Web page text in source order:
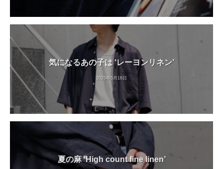
気になるあの子は ‘レーヨンリネン’
2025年5月16日
夏の麻 ‘High count fine linen’